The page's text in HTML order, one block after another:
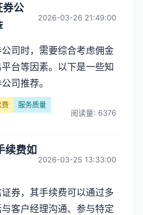
券公
2026-03-26 21:49:00
司时，需要综合考虑佣金
台等因素。以下是一些知
司推荐。
费
服务质量
阅读量: 6376
续费如
2026-03-25 13:33:00
券，其手续费可以通过多
客户经理沟通、参与特定